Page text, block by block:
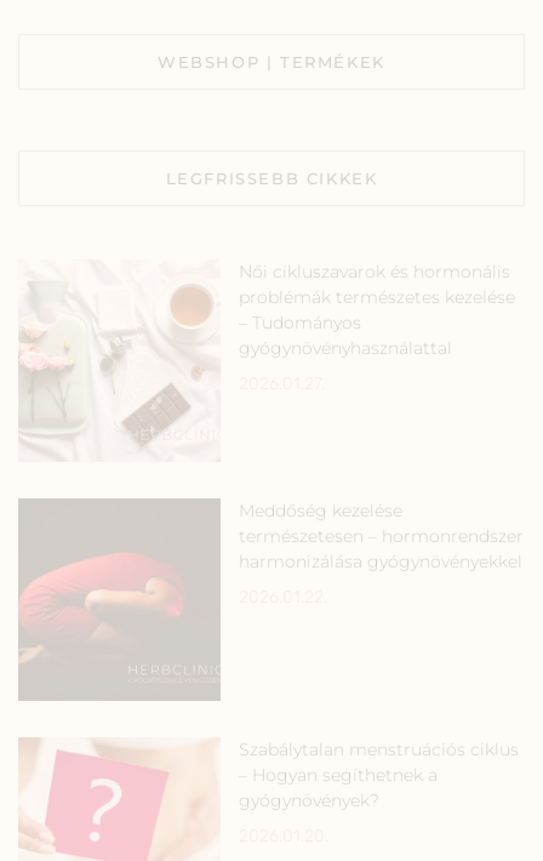
WEBSHOP | TERMÉKEK
LEGFRISSEBB CIKKEK
Női cikluszavarok és hormonális
problémák természetes kezelése
– Tudományos
gyógynövényhasználattal
Meddőség kezelése
természetesen – hormonrendszer
harmonizálása gyógynövényekkel
Szabálytalan menstruációs ciklus
– Hogyan segíthetnek a
gyógynövények?